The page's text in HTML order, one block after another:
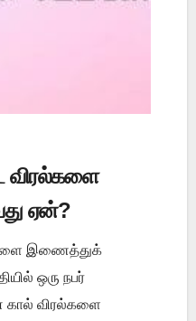
விரல்களை
ஏன்?
இணைத்துக்
ஒரு நபர்
கால் விரல்களை